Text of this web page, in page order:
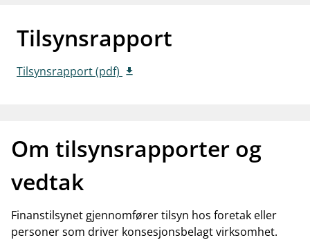
Tilsynsrapport
Tilsynsrapport (pdf)
Om tilsynsrapporter og
vedtak
Finanstilsynet gjennomfører tilsyn hos foretak eller
personer som driver konsesjonsbelagt virksomhet.